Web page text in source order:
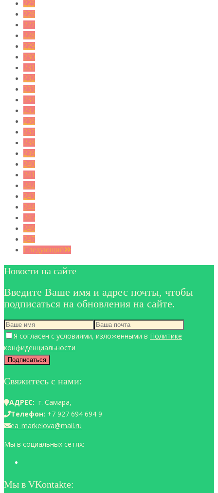
225
226
227
228
229
230
231
232
233
234
235
236
237
238
239
240
241
242
243
244
245
246
247
Следующий
Новости на сайте
Введите Ваше имя и адрес почты, чтобы
подписаться на обновления на сайте.
Я согласен с условиями, изложенными в Политике
конфиденциальности
Свяжитесь с нами:
АДРЕС: г. Самара,
Телефон: +7 927 694 694 9
ea_markelova@mail.ru
Мы в социальных сетях:
Мы в VKontakte: